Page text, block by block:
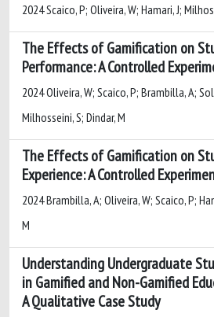
2024 Scaico, P; Oliveira, W; Hamari, J;
The Effects of Gamification on
Performance: A Controlled
2024 Oliveira, W; Scaico, P; Brambilla, A;
Milhosseini, S; Dindar, M
The Effects of Gamification on
Experience: A Controlled
2024 Brambilla, A; Oliveira, W; Scaico, P;
M
Understanding Undergraduate
in Gamified and Non-Gamified
A Qualitative Case Study